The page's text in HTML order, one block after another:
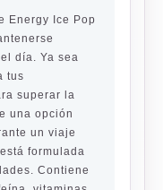
Energy Ice Pop
día. Ya sea
tus
superar la
una opción
un viaje
formulada
Contiene